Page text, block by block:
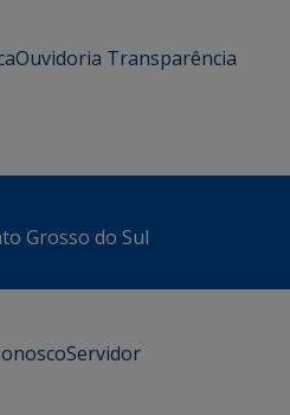
Ouvidoria Transparência
Grosso do Sul
Servidor